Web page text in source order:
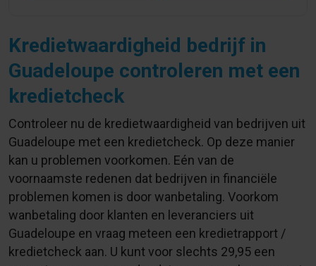
Kredietwaardigheid bedrijf in
Guadeloupe controleren met een
kredietcheck
Controleer nu de kredietwaardigheid van bedrijven uit
Guadeloupe met een kredietcheck. Op deze manier
kan u problemen voorkomen. Eén van de
voornaamste redenen dat bedrijven in financiële
problemen komen is door wanbetaling. Voorkom
wanbetaling door klanten en leveranciers uit
Guadeloupe en vraag meteen een kredietrapport /
kredietcheck aan. U kunt voor slechts 29,95 een